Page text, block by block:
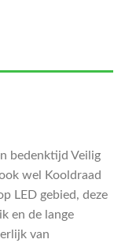
bedenktijd Veilig
wel Kooldraad
LED gebied, deze
en de lange
van